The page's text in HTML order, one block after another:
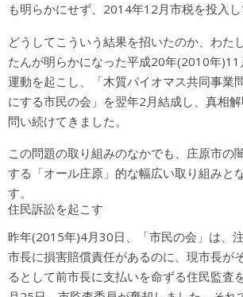
も明らかにせず、2014年12月市税を投入し
どうしてこういう結果を招いたのか、わた
たんが明らかになった平成20年(2010年
運動を起こし、「木質バイオマス共同事業
にする市民の会」を翌年2月結成し、真相
問い続けてきました。
この問題の取り組みのなかでも、庄原市の
する「オール庄原」的な幅広い取り組みと
す。
住民訴訟を起こす
昨年(2015年)4月30日、「市民の会」は、
市長に損害賠償責任があるのに、現市長が
るとして前市長に支払いを命ずる住民監査